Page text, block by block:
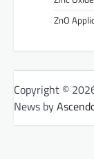
ZnO
Copyright ©
News by